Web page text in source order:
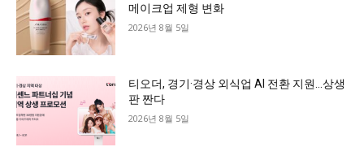
메이크업 제형 변화
2026년 8월 5일
티오더, 경기·경상 외식업 AI 전환 지원…상생
판 짠다
2026년 8월 5일